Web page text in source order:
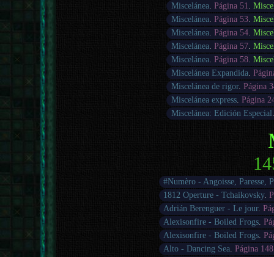
Miscelánea Página 51
Miscelánea Página 53.
Miscelánea Página 54.
Miscelánea Página 57.
Miscelánea Página 58.
Miscelánea Expandida
Miscelánea de rigor. Página
Miscelánea express. Página
Miscelánea: Edición Especial
#Numèro - Angoisse, Paresse,
1812 Operture - Tchaikovsky.
Adrián Berenguer - Le jour.
Alexisonfire - Boiled Frogs.
Alexisonfire - Boiled Frogs.
Alto - Dancing Sea.Página 148